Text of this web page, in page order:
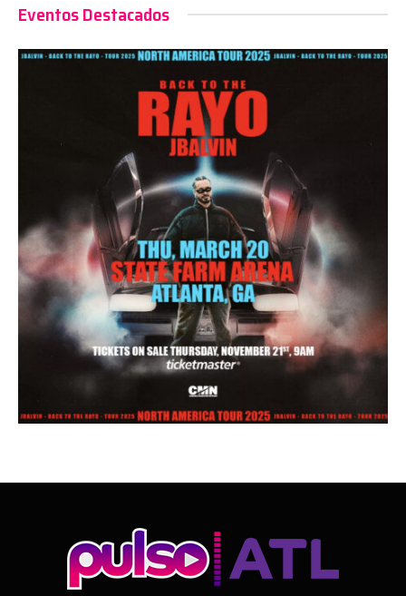
Eventos Destacados